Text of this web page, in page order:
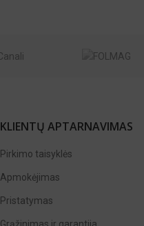
KLIENTŲ APTARNAVIMAS
Pirkimo taisyklės
Apmokėjimas
Pristatymas